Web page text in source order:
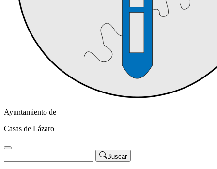
Ayuntamiento de
Casas de Lázaro
Buscar